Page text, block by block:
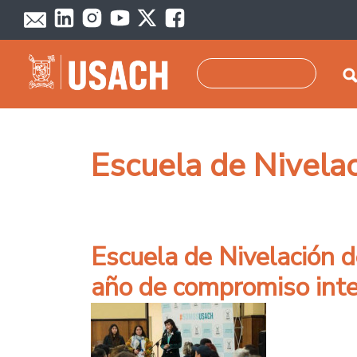
Pasar al contenido principal
Escuela de
Escuela de Nivelación
año de compromiso